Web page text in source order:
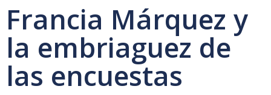
Francia Márquez y
la embriaguez de
las encuestas